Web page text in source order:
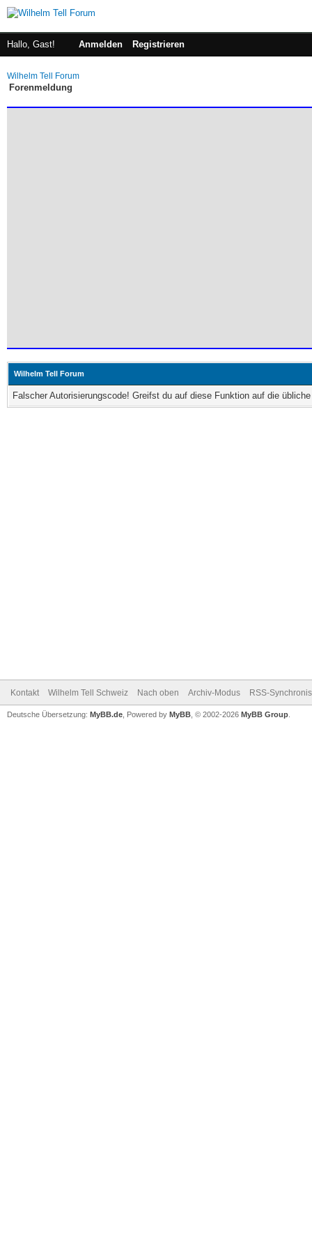
Hallo, Gast! Anmelden Registrieren
Wilhelm Tell Forum
Forenmeldung
Wilhelm Tell Forum
Falscher Autorisierungscode! Greifst du auf diese Funktion auf die
Kontakt Wilhelm Tell Schweiz Nach oben Archiv-Modus RSS-
Deutsche Übersetzung: MyBB.de , Powered by MyBB , © 2002-2026 MyBB Group